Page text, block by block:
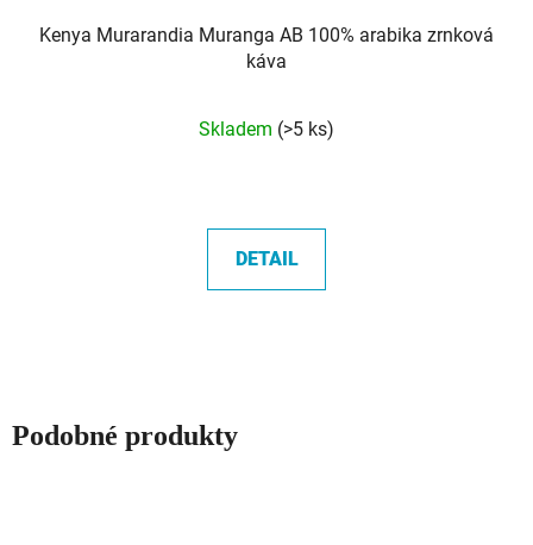
Kenya Murarandia Muranga AB 100% arabika zrnková
káva
hodnocení
5,0
z
Skladem (>5 ks)
DETAIL
Podobné produkty